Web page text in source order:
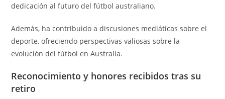
dedicación al futuro del fútbol australiano.
Además, ha contribuido a discusiones mediáticas sobre el
deporte, ofreciendo perspectivas valiosas sobre la
evolución del fútbol en Australia.
Reconocimiento y honores recibidos tras su
retiro